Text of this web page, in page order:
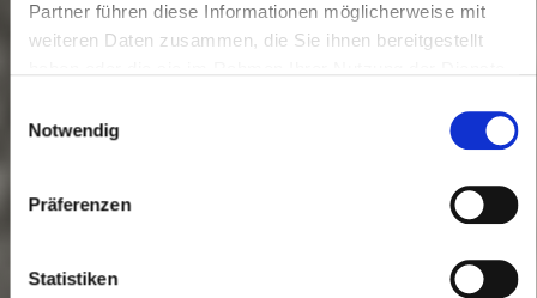
Partner führen diese Informationen möglicherweise mit
weiteren Daten zusammen, die Sie ihnen bereitgestellt
Notwendig
Präferenzen
Statistiken